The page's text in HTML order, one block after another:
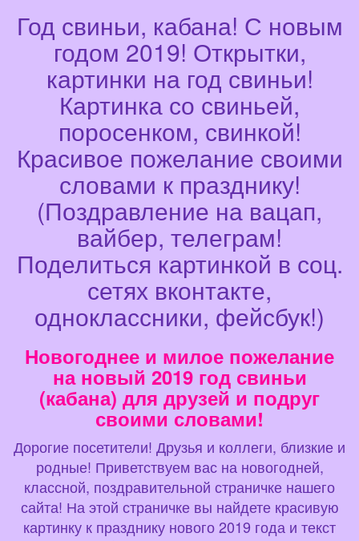
Год свиньи, кабана! С новым
годом 2019! Открытки,
картинки на год свиньи!
Картинка со свиньей,
поросенком, свинкой!
Красивое пожелание своими
словами к празднику!
(Поздравление на вацап,
вайбер, телеграм!
Поделиться картинкой в соц.
сетях вконтакте,
одноклассники, фейсбук!)
Новогоднее и милое пожелание
на новый 2019 год свиньи
(кабана) для друзей и подруг
своими словами!
Дорогие посетители! Друзья и коллеги, близкие и
родные! Приветствуем вас на новогодней,
классной, поздравительной страничке нашего
сайта! На этой страничке вы найдете красивую
картинку к празднику нового 2019 года и текст